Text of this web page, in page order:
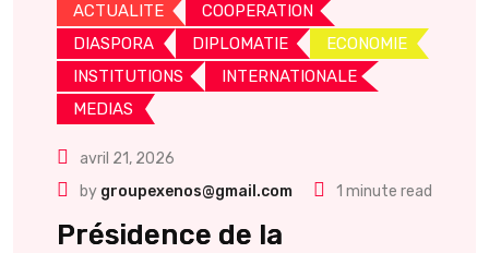
ACTUALITE
COOPERATION
DIASPORA
DIPLOMATIE
ECONOMIE
INSTITUTIONS
INTERNATIONALE
MEDIAS
avril 21, 2026
by groupexenos@gmail.com 1 minute read
Présidence de la